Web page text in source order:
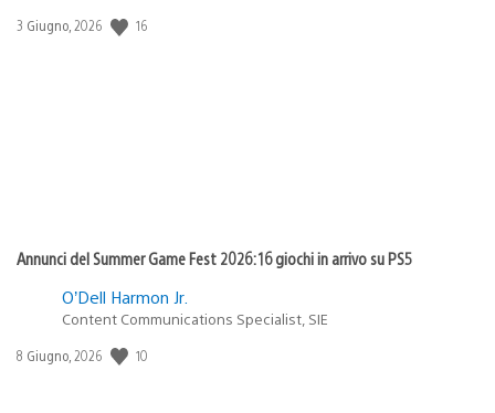
Data
3 Giugno, 2026 16
Annunci del Summer Game Fest 2026: 16 giochi in arrivo su PS5
O’Dell Harmon Jr.
Content Communications Specialist, SIE
Data
8 Giugno, 2026 10